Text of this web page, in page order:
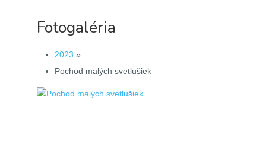
Fotogaléria
2023 »
Pochod malých svetlušiek